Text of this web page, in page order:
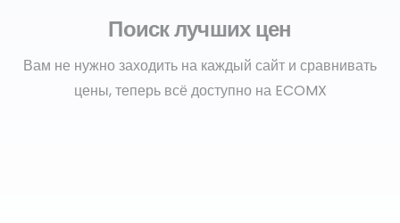
Поиск лучших цен
Вам не нужно заходить на каждый сайт и сравнивать
цены, теперь всё доступно на ECOMX